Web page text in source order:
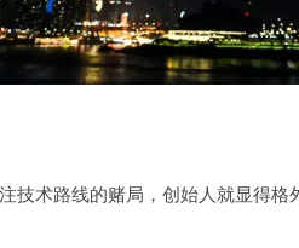
技术路线的赌局，创始人就显得